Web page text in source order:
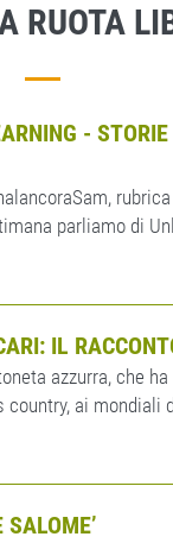
RUOTA
-
parliamo di
IL
azzurra, che
ai